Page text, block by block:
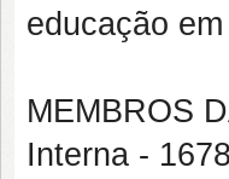
educação
MEMBROS
Interna -